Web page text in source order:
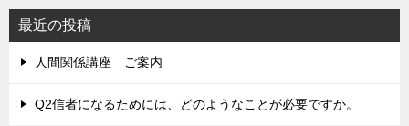
ビ
ゲ
ー
シ
最近の投稿
人間関係講座 ご案内
Q2信者になるためには、どのようなことが必要ですか。